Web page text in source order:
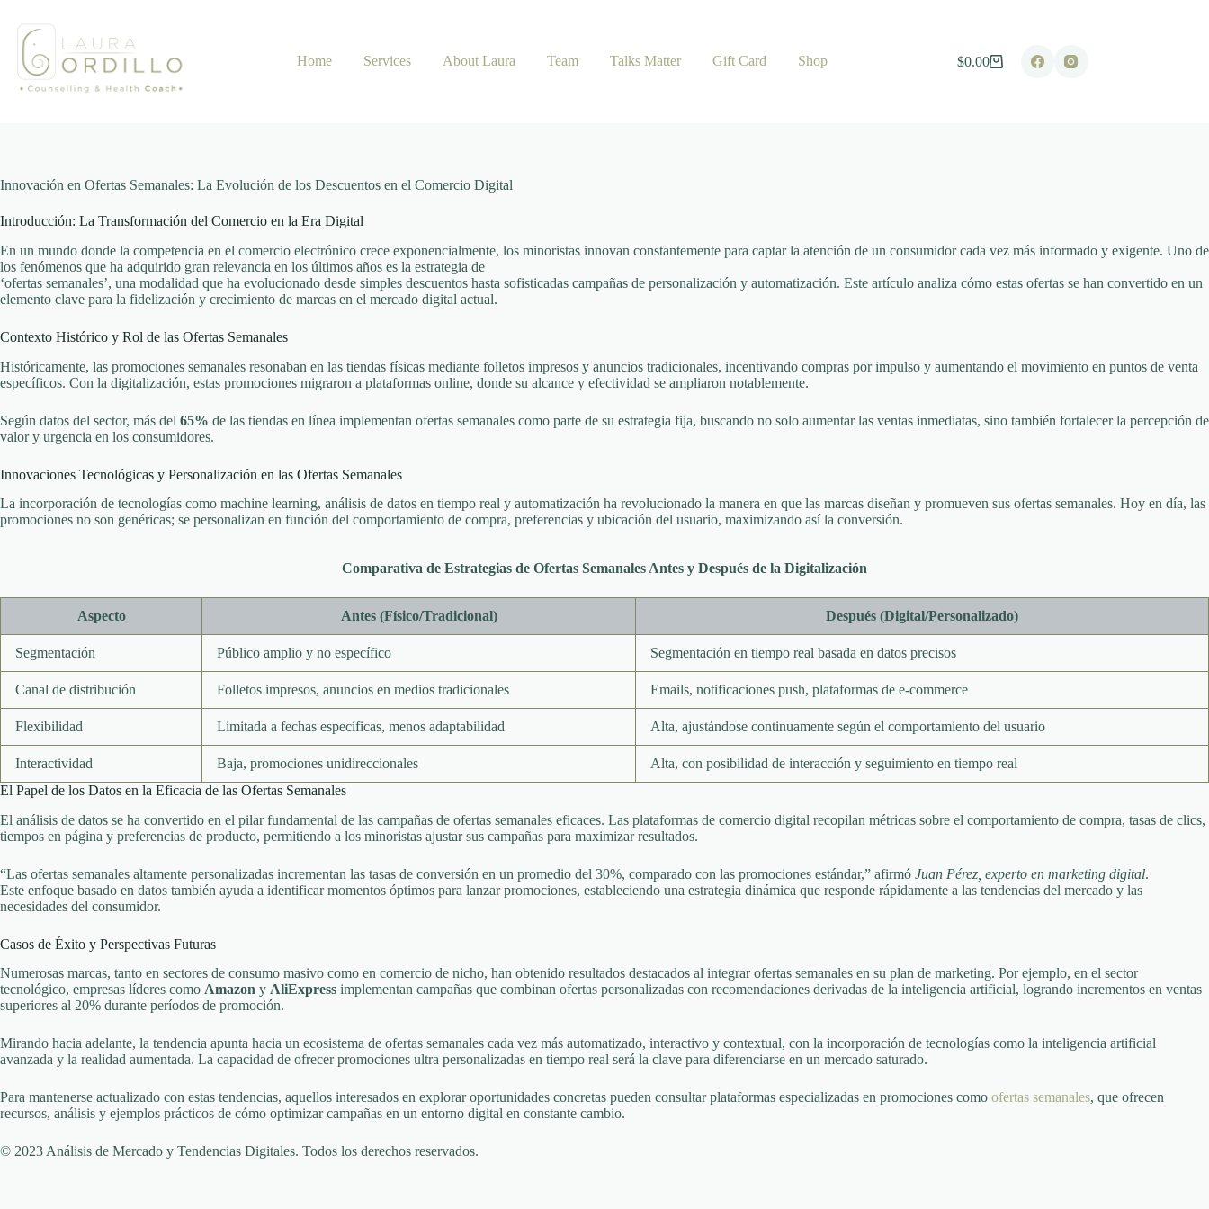
content
Home
Services About Laura Team Talks Matter Gift Card Shop
Shopping
$0.00
Innovación en Ofertas Semanales: La Evolución de los Descuentos en el Comercio Digital
Introducción: La Transformación del Comercio en la Era Digital
En un mundo donde la competencia en el comercio electrónico crece exponencialmente, los minoristas innovan constantemente para captar la atención de un consumidor cada vez más informado y exigente. Uno de
los fenómenos que ha adquirido gran relevancia en los últimos años es la estrategia de
‘ofertas semanales’, una modalidad que ha evolucionado desde simples descuentos hasta sofisticadas campañas de personalización y automatización. Este artículo analiza cómo estas ofertas se han convertido en un
elemento clave para la fidelización y crecimiento de marcas en el mercado digital actual.
Contexto Histórico y Rol de las Ofertas Semanales
Históricamente, las promociones semanales resonaban en las tiendas físicas mediante folletos impresos y anuncios tradicionales, incentivando compras por impulso y aumentando el movimiento en puntos de venta
específicos. Con la digitalización, estas promociones migraron a plataformas online, donde su alcance y efectividad se ampliaron notablemente.
Según datos del sector, más del 65% de las tiendas en línea implementan ofertas semanales como parte de su estrategia fija, buscando no solo aumentar las ventas inmediatas, sino también fortalecer la percepción de
valor y urgencia en los consumidores.
Innovaciones Tecnológicas y Personalización en las Ofertas Semanales
La incorporación de tecnologías como machine learning, análisis de datos en tiempo real y automatización ha revolucionado la manera en que las marcas diseñan y promueven sus ofertas semanales. Hoy en día, las
promociones no son genéricas; se personalizan en función del comportamiento de compra, preferencias y ubicación del usuario, maximizando así la conversión.
Comparativa de Estrategias de Ofertas Semanales Antes y Después de la Digitalización
Aspecto Antes (Físico/Tradicional) Después (Digital/Personalizado)
Segmentación Público amplio y no específico Segmentación en tiempo real basada en datos precisos
Canal de distribución Folletos impresos, anuncios en medios tradicionales Emails, notificaciones push, plataformas de e-commerce
Flexibilidad Limitada a fechas específicas, menos adaptabilidad Alta, ajustándose continuamente según el comportamiento del usuario
Interactividad Baja, promociones unidireccionales
Alta, con posibilidad de interacción y seguimiento en tiempo real
El Papel de los Datos en la Eficacia de las Ofertas Semanales
El análisis de datos se ha convertido en el pilar fundamental de las campañas de ofertas semanales eficaces. Las plataformas de comercio digital recopilan métricas sobre el comportamiento de compra, tasas de clics,
tiempos en página y preferencias de producto, permitiendo a los minoristas ajustar sus campañas para maximizar resultados.
“Las ofertas semanales altamente personalizadas incrementan las tasas de conversión en un promedio del 30%, comparado con las promociones estándar,” afirmó Juan Pérez, experto en marketing digital.
Este enfoque basado en datos también ayuda a identificar momentos óptimos para lanzar promociones, estableciendo una estrategia dinámica que responde rápidamente a las tendencias del mercado y las
necesidades del consumidor.
Casos de Éxito y Perspectivas Futuras
Numerosas marcas, tanto en sectores de consumo masivo como en comercio de nicho, han obtenido resultados destacados al integrar ofertas semanales en su plan de marketing. Por ejemplo, en el sector
tecnológico, empresas líderes como Amazon y AliExpress implementan campañas que combinan ofertas personalizadas con recomendaciones derivadas de la inteligencia artificial, logrando incrementos en ventas
superiores al 20% durante períodos de promoción.
Mirando hacia adelante, la tendencia apunta hacia un ecosistema de ofertas semanales cada vez más automatizado, interactivo y contextual, con la incorporación de tecnologías como la inteligencia artificial
avanzada y la realidad aumentada. La capacidad de ofrecer promociones ultra personalizadas en tiempo real será la clave para diferenciarse en un mercado saturado.
Para mantenerse actualizado con estas tendencias, aquellos interesados en explorar oportunidades concretas pueden consultar plataformas especializadas en promociones como ofertas semanales, que ofrecen
recursos, análisis y ejemplos prácticos de cómo optimizar campañas en un entorno digital en constante cambio.
© 2023 Análisis de Mercado y Tendencias Digitales. Todos los derechos reservados.